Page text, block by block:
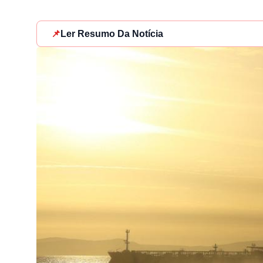
📌 Ler Resumo Da Notícia